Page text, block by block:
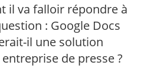
il va falloir répondre à
: Google Docs
il une solution
de presse ?